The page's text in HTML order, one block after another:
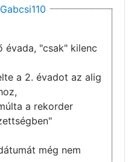
Gabcsi110
évada, "csak" kilenc
a 2. évadot az alig
a rekorder
még nem